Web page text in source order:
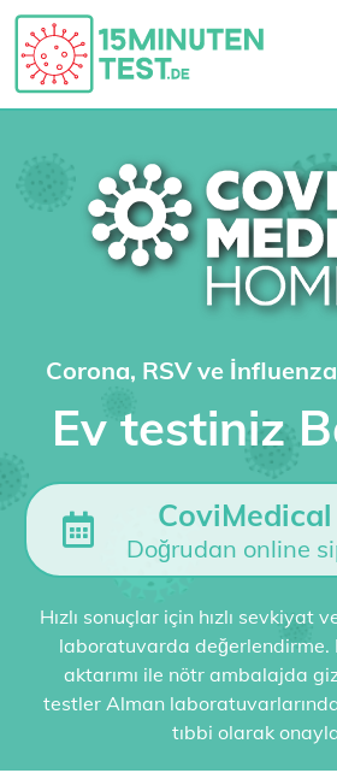
Corona, RSV ve
Ev testiniz
Doğrudan online
Hızlı sonuçlar için hızlı sevkiyat
laboratuvarda değerlendirme.
aktarımı ile nötr ambalajda
testler Alman
tıbbi olarak